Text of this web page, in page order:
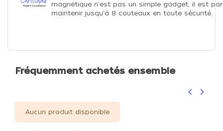
magnétique n'est pas un simple gadget, il est
maintenir jusqu'à 8 couteaux en toute sécurité.
Fréquemment achetés ensemble
Précédent
keyboard_arrow_left keyboard_arrow_right
Aucun produit disponible